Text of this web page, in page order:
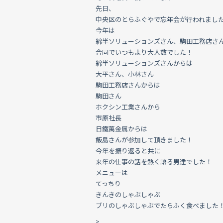
先日、
中央区のとらふぐやで忘年会が行われまし
今年は
綿半ソリューションズさん、駒田工務店さ
合同でいつもより大人数でした！
綿半ソリューションズさんからは
大平さん、小林さん
駒田工務店さんからは
駒田さん
ホクシン工業さんから
市原社長
日鐵萬金属からは
飯島さんが参加して頂きました！
今年を振り返ると共に
来年の仕事の話を熱く語る男達でした！
メニューは
てっちり
きんきのしゃぶしゃぶ
ブリのしゃぶしゃぶでたらふく食べました！